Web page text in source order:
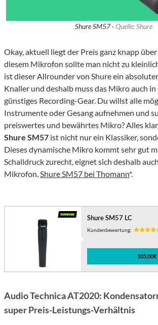
Shure SM57 · Quelle: Shure
Okay, aktuell liegt der Preis ganz knapp
diesem Mikrofon sollte man nicht zu
ist dieser Allrounder von Shure ein
Knaller und deshalb muss das Mikro auch
günstiges Recording-Gear. Du willst alle
Instrumente oder Gesang aufnehmen und
preiswertes und bewährtes Mikro? Alles
Shure SM57 ist nicht nur ein Klassiker,
Dieses dynamische Mikro kommt sehr gut
Schalldruck zurecht, eignet sich deshalb
Mikrofon. Shure SM57 bei Thomann*.
Shure SM57 LC
Kundenbewertung:
105,00€
Audio Technica AT2020:
super Preis-Leistungs-Verhältnis